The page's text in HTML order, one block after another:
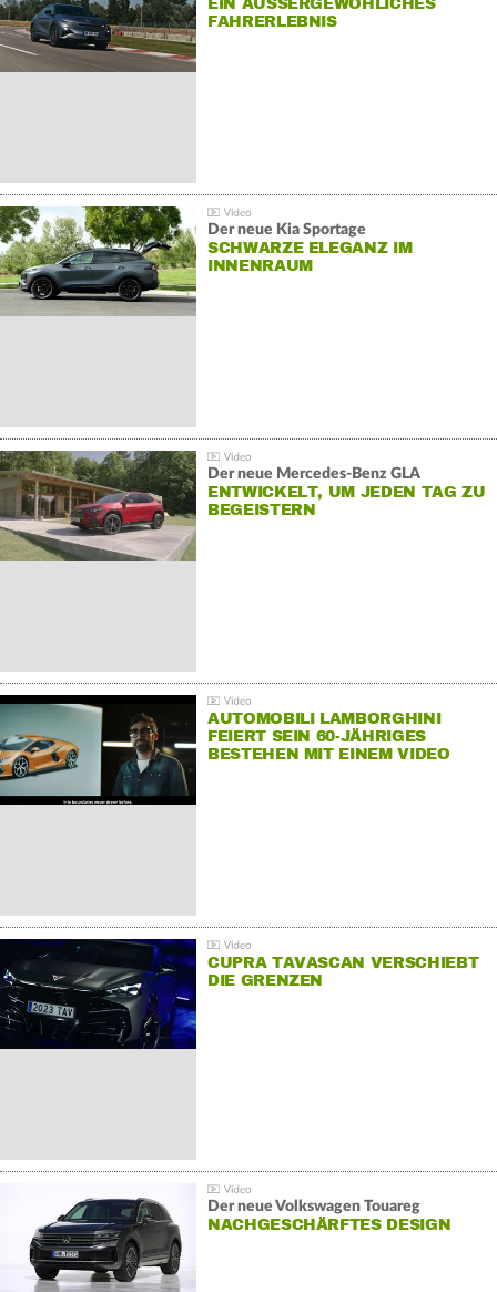
EIN AUSSERGEWÖHLICHES F
AHRERLEBNIS
Der neue Kia Sportage
SCHWARZE ELEGANZ IM
INNENRAUM
Der neue Mercedes-Benz GLA
ENTWICKELT, UM JEDEN TAG ZU
BEGEISTERN
AUTOMOBILI LAMBORGHINI
FEIERT SEIN 60-JÄHRIGES
BESTEHEN MIT EINEM VIDEO
CUPRA TAVASCAN VERSCHIEBT
DIE GRENZEN
Der neue Volkswagen Touareg
NACHGESCHÄRFTES DESIGN